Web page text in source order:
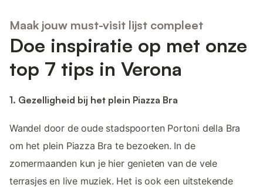
Maak jouw must-visit lijst compleet
Doe inspiratie op met onze
top 7 tips in Verona
1. Gezelligheid bij het plein Piazza Bra
Wandel door de oude stadspoorten Portoni della Bra
om het plein Piazza Bra te bezoeken. In de
zomermaanden kun je hier genieten van de vele
terrasjes en live muziek. Het is ook een uitstekende